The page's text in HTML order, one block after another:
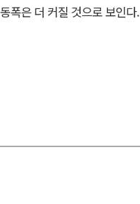
폭은 더 커질 것으로 보인다.